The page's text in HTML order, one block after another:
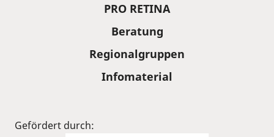
PRO RETINA
Beratung
Regionalgruppen
Infomaterial
Gefördert durch: